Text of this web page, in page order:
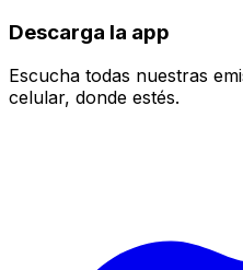
Descarga la app
Escucha todas nuestras
celular, donde estés.